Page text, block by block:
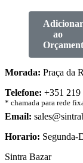
Adicionar
ao
Morada: Praça da
Telefone: +351
* chamada para rede
Email:
Horario: Segunda-
Sintra Bazar